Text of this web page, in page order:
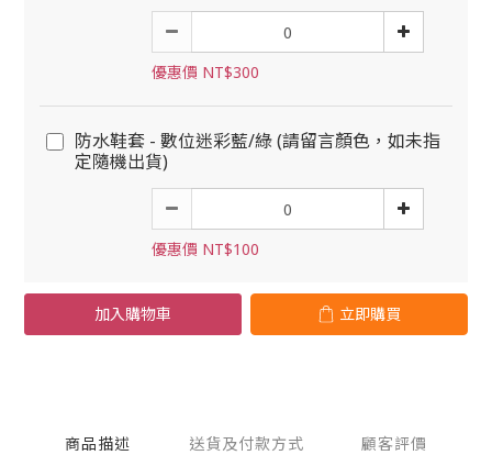
優惠價 NT$300
防水鞋套 - 數位迷彩藍/綠 (請留言顏色，如未指
定隨機出貨)
優惠價 NT$100
加入購物車 立即購買
商品描述 送貨及付款方式 顧客評價